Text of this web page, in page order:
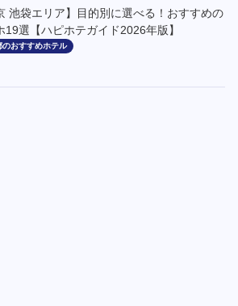
池袋エリア】目的別に選べる！おすすめの
19選【ハピホテガイド2026年版】
のおすすめホテル